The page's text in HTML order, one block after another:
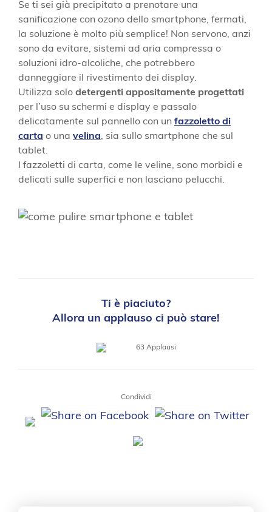
Se ti sei già precipitato a prenotare una
sanificazione con ozono dello smartphone, fermati,
la soluzione è molto più semplice! Non servono, anzi
sono da evitare, sistemi ad aria compressa o
soluzioni idro-alcoliche, che potrebbero
danneggiare il rivestimento dei display.
Utilizza solo detergenti appositamente progettati
per l’uso su schermi e display e passalo
delicatamente sul pannello con un fazzoletto di
carta o una velina, sia sullo smartphone che sul
tablet.
I fazzoletti di carta, come le veline, sono morbidi e
delicati sulle superfici e non lasciano pelucchi.
Ti è piaciuto?
Allora un applauso ci può stare!
63Applausi
Condividi